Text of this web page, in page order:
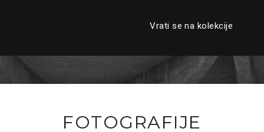
Vrati se na kolekcije
FOTOGRAFIJE